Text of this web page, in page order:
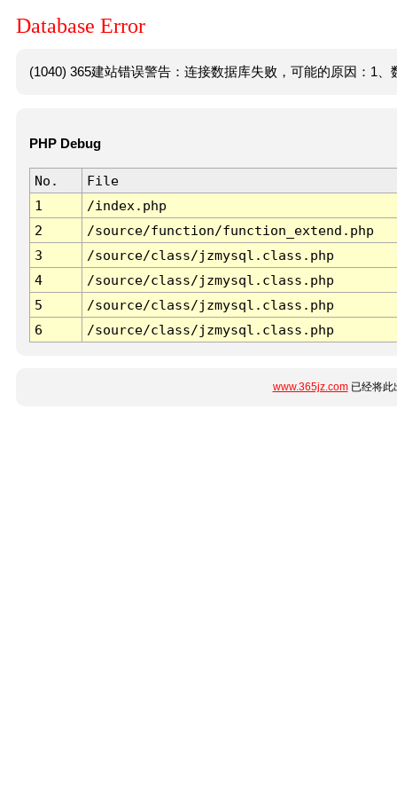
Database Error
(1040) 365建站错误警告：连接数据库失败，可能的原因：1
PHP Debug
No.
File
1
/index.php
2
/source/function/function_extend.php
3
/source/class/jzmysql.class.php
4
/source/class/jzmysql.class.php
5
/source/class/jzmysql.class.php
6
/source/class/jzmysql.class.php
www.365jz.com已经将此